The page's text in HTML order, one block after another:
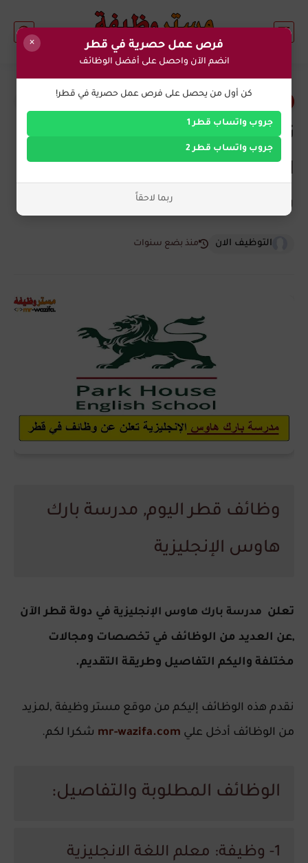
وظائف التعليم في قطر
تعلن مدرسة بارك هاوس
الإنجليزية في قطر عن وظائف
شاغرة برواتب عالية
التوظيف الان منذ بضع سنوات
وظائف قطر اليوم, مدرسة بارك
هاوس الإنجليزية
تعلن مدرسة بارك هاوس الإنجليزية في دولة قطر الآن
,عن العديد من الوظائف في تخصصات ومجالات
مختلفة واليكم التفاصيل وطريقة التقديم.
نقدم هذه الوظائف إليكم من موقع مستر وظيفة ,لمزيد
من الوظائف أدخل علي mr-wazifa.com شكرا لكم.
الوظائف المطلوبة والتفاصيل:
1- وظيفة: معلم اللغة الانجليزية
× فرص عمل حصرية في قطر
انضم الآن واحصل على أفضل الوظائف
كن أول من يحصل على فرص عمل حصرية في قطر!
جروب واتساب قطر 1
جروب واتساب قطر 2
ربما لاحقاً